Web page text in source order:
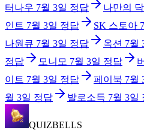
터나우 7월 3일 정답 나만의
인트 7월 3일 정답 SK 스토아
나원큐 7월 3일 정답 옥션 7월
정답
모니모 7월 3일 정답
이트 7월 3일 정답 페이북 7월
월 3일 정답 발로소득 7월 3일
QUIZBELLS